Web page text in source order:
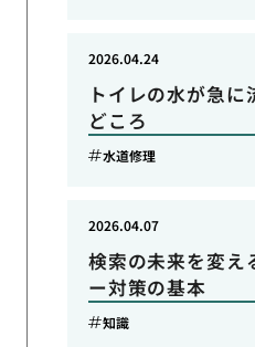
トイレの水が急
どころ
2026.04.24
水道修理
検索の未来を変え
ー対策の基本
2026.04.07
知識